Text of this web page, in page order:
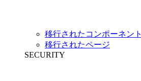
移行されたコンポーネント
移行されたページ
SECURITY